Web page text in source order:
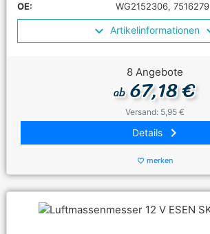
OE:
WG2152306, 7516279
Artikelinformationen
8 Angebote
ab67,18 €
Versand: 5,95 €
Details keyboard_arrow_right
favorite_border merken